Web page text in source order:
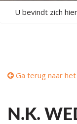
U bevindt zich
Ga terug naar
N.K.